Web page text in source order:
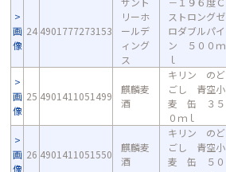
画
像
24 4901777273153
リーホ
ールデ
ィング
ス
ストロングゼ
ロダブルパイ
ン ５００ｍ
ｌ
画
像
25 4901411051499
麒麟麦
酒
キリン のど
ごし 青空小
麦 缶 ３５
０ｍｌ
画
像
26 4901411051550
麒麟麦
酒
キリン のど
ごし 青空小
麦 缶 ５０